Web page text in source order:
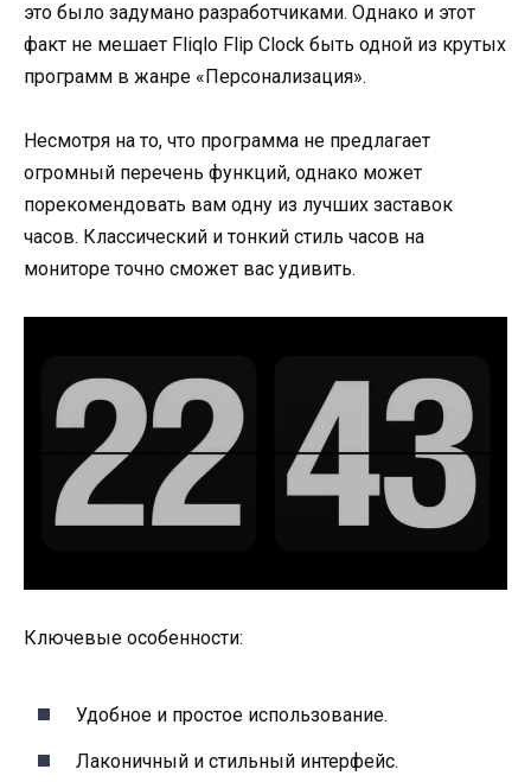
это было задумано разработчиками. Однако и этот
факт не мешает Fliqlo Flip Clock быть одной из крутых
программ в жанре «Персонализация».
Несмотря на то, что программа не предлагает
огромный перечень функций, однако может
порекомендовать вам одну из лучших заставок
часов. Классический и тонкий стиль часов на
мониторе точно сможет вас удивить.
Ключевые особенности:
Удобное и простое использование.
Лаконичный и стильный интерфейс.